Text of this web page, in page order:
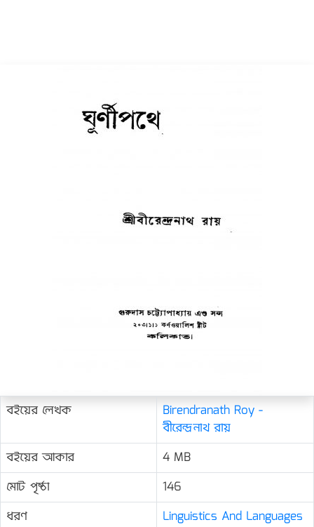
বইয়ের লেখক
Birendranath Roy -
বীরেন্দ্রনাথ রায়
বইয়ের আকার
4 MB
মোট পৃষ্ঠা
146
ধরণ
Linguistics And Languages